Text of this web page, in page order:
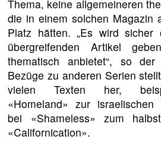
Thema, keine allgemeineren
die in einem solchen Magazin
Platz hätten. „Es wird sicher
übergreifenden Artikel
thematisch anbietet“, so der
Bezüge zu anderen Serien
vielen Texten her,
«Homeland» zur israelischen
bei «Shameless» zum
«Californication».